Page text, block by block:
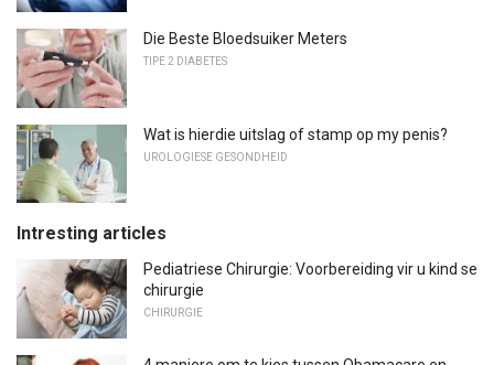
Die Beste Bloedsuiker Meters
TIPE 2 DIABETES
Wat is hierdie uitslag of stamp op my penis?
UROLOGIESE GESONDHEID
Intresting articles
Pediatriese Chirurgie: Voorbereiding vir u kind se
chirurgie
CHIRURGIE